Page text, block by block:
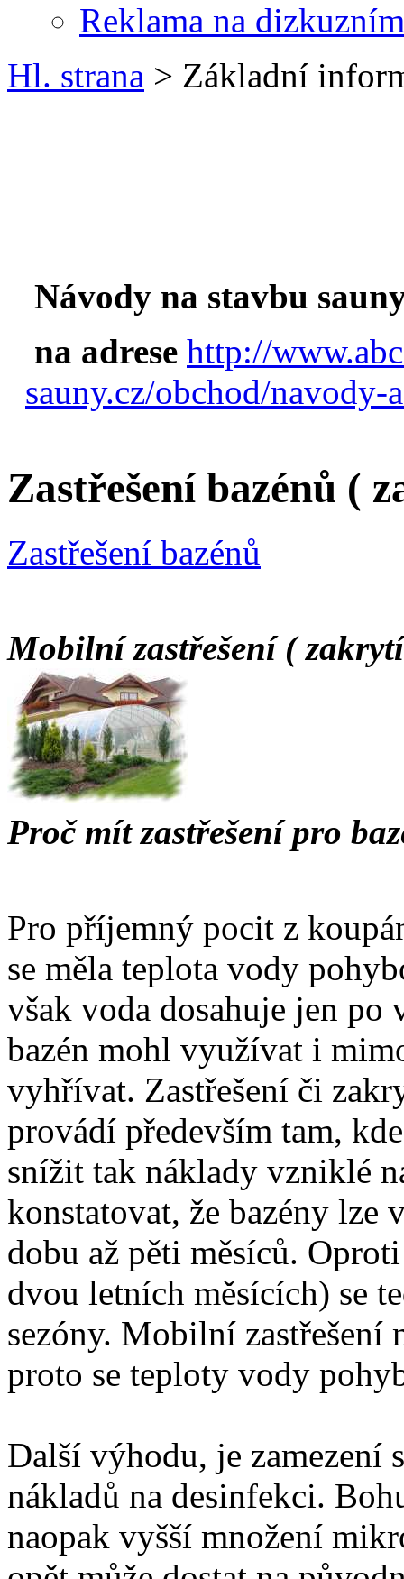
Reklama na
Hl. strana > Základní
Návody na stavbu
na adrese http://
sauny.cz/obchod/
Zastřešení bazénů (
Zastřešení bazénů
Mobilní zastřešení (
Proč mít zastřešení pro
Pro příjemný pocit z
se měla teplota vody
však voda dosahuje jen
bazén mohl využívat i
vyhřívat. Zastřešení či
provádí především tam,
snížit tak náklady vzniklé
konstatovat, že bazény lze
dobu až pěti měsíců.
dvou letních měsících) se
sezóny. Mobilní zastřešení
proto se teploty vody
Další výhodu, je zamezení
nákladů na desinfekci.
naopak vyšší množení